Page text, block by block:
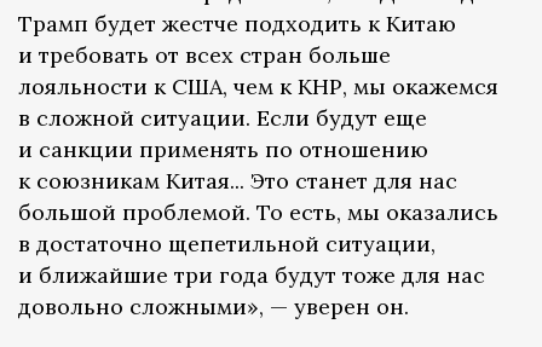
Трамп будет жестче подходить к Китаю
и требовать от всех стран больше
лояльности к США, чем к КНР, мы окажемся
в сложной ситуации. Если будут еще
и санкции применять по отношению
к союзникам Китая... Это станет для нас
большой проблемой. То есть, мы оказались
в достаточно щепетильной ситуации,
и ближайшие три года будут тоже для нас
довольно сложными», — уверен он.